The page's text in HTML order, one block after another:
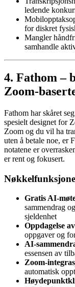
ledende
for diskret
Mangler
samhandle
4. Fathom –
Zoom-
Fathom har skåret
spesielt designet for
Zoom og du vil ha
uten å betale noe, er
notatene er
er rent og fokusert.
Gratis AI-
sammendrag
sjeldenhet
Oppdagelse
oppgaver og
AI-
essensen av
Zoom-
automatisk